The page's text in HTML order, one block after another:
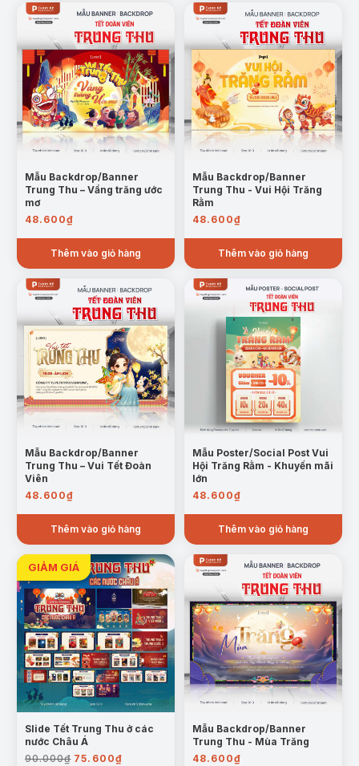
Mẫu Backdrop/Banner
Trung Thu – Vầng trăng ước
mơ
48.600₫
Thêm vào giỏ hàng
Mẫu Backdrop/Banner
Trung Thu - Vui Hội Trăng
Rằm
48.600₫
Thêm vào giỏ hàng
Mẫu Backdrop/Banner
Trung Thu – Vui Tết Đoàn
Viên
48.600₫
Thêm vào giỏ hàng
Mẫu Poster/Social Post Vui
Hội Trăng Rằm - Khuyến mãi
lớn
48.600₫
Thêm vào giỏ hàng
Slide Tết Trung Thu ở các
nước Châu Á
90.000₫ Giá
75.600₫Giá
Mẫu Backdrop/Banner
Trung Thu - Mùa Trăng
48.600₫